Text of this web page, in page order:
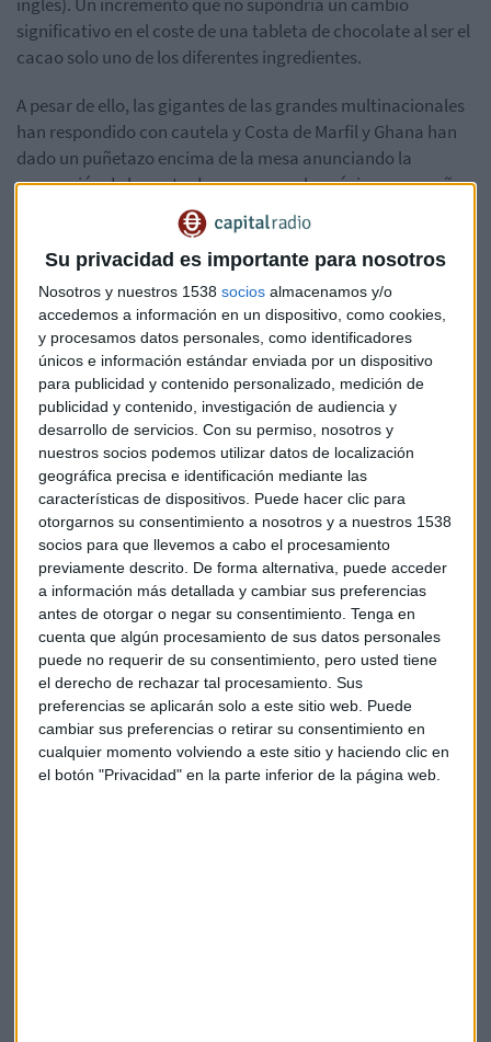
Su privacidad es importante para nosotros
Nosotros y nuestros 1538 socios almacenamos y/o
accedemos a información en un dispositivo, como cookies,
y procesamos datos personales, como identificadores
únicos e información estándar enviada por un dispositivo
para publicidad y contenido personalizado, medición de
publicidad y contenido, investigación de audiencia y
desarrollo de servicios. Con su permiso, nosotros y
nuestros socios podemos utilizar datos de localización
geográfica precisa e identificación mediante las
características de dispositivos. Puede hacer clic para
otorgarnos su consentimiento a nosotros y a nuestros 1538
socios para que llevemos a cabo el procesamiento
previamente descrito. De forma alternativa, puede acceder
a información más detallada y cambiar sus preferencias
antes de otorgar o negar su consentimiento. Tenga en
cuenta que algún procesamiento de sus datos personales
puede no requerir de su consentimiento, pero usted tiene
el derecho de rechazar tal procesamiento. Sus
preferencias se aplicarán solo a este sitio web. Puede
cambiar sus preferencias o retirar su consentimiento en
cualquier momento volviendo a este sitio y haciendo clic en
el botón "Privacidad" en la parte inferior de la página web.
significativo en el coste de una tableta de chocolate al ser el
cacao solo uno de los diferentes ingredientes.
A pesar de ello, las gigantes de las grandes multinacionales
han respondido con cautela y Costa de Marfil y Ghana han
dado un puñetazo encima de la mesa anunciando la
suspensión de la venta de cacao para la próxima campaña
si no se eleva el precio.
De sus fronteras sale más del60% de la producción de
cacao del planetaasí que el futuro del chocolate queda en
entredicho, pero compañías como
Mars, Mondelez, Hershey, Cargill o Barry Callebautno han
cedido a las pretensiones africanas.
La apuesta es arriesgada, porque el cacao esun pilar
fundamental de la economía marfileña, aportando un
20% al PIB nacional. El primer productor mundial de cacao
produce por temporada más de 2.000 toneladas, un 15% de
la producción global según elCocoa Barometer 2018 . Así
que si el consumo mundial de chocolate está en juego, más
aún lo está la supervivencia de Costa de Marfil y sus
agricultores, quereciben solo el 6,6% del precio de venta
de una barra de chocolate.En Costa de Marfil, los
cacaocultores ganan alrededor del 50 céntimos por día y en
Ghana alrededor de 84 céntimos, según el informe
Chocolate’s Dark Secret.Además, son quienes sufren la
volatilidad de sus precios y los vaivenes de la cadena de
suministro.